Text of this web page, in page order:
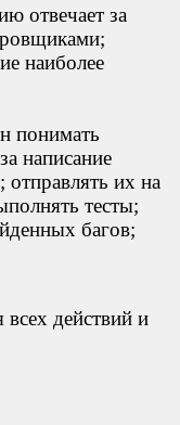
отвечает за
наиболее
понимать
написание
отправлять их на
тесты;
багов;
действий и